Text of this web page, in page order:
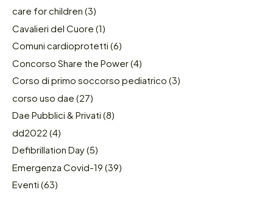
care for children (3)
Cavalieri del Cuore (1)
Comuni cardioprotetti (6)
Concorso Share the Power(4)
Corso di primo soccorso pediatrico (3)
corso uso dae (27)
Dae Pubblici & Privati (8)
dd2022 (4)
Defibrillation Day(5)
Emergenza Covid-19 (39)
Eventi (63)